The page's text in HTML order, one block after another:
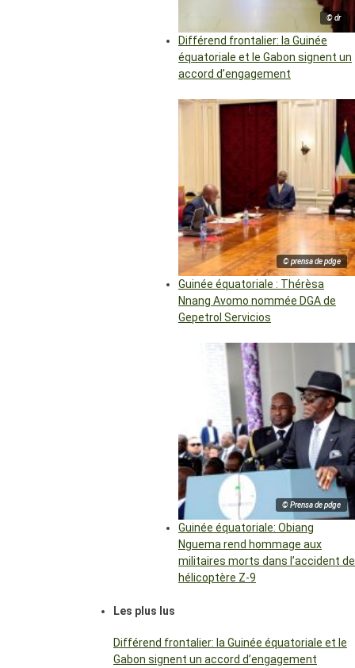
© dr
Différend frontalier: la Guinée
équatoriale et le Gabon signent un
accord d’engagement
© prensa de pdge
Guinée équatoriale : Thérèsa
Nnang Avomo nommée DGA de
Gepetrol Servicios
© Prensa de pdge
Guinée équatoriale: Obiang
Nguema rend hommage aux
militaires morts dans l’accident de
hélicoptère Z-9
Les plus lus
Différend frontalier: la Guinée équatoriale et le
Gabon signent un accord d’engagement